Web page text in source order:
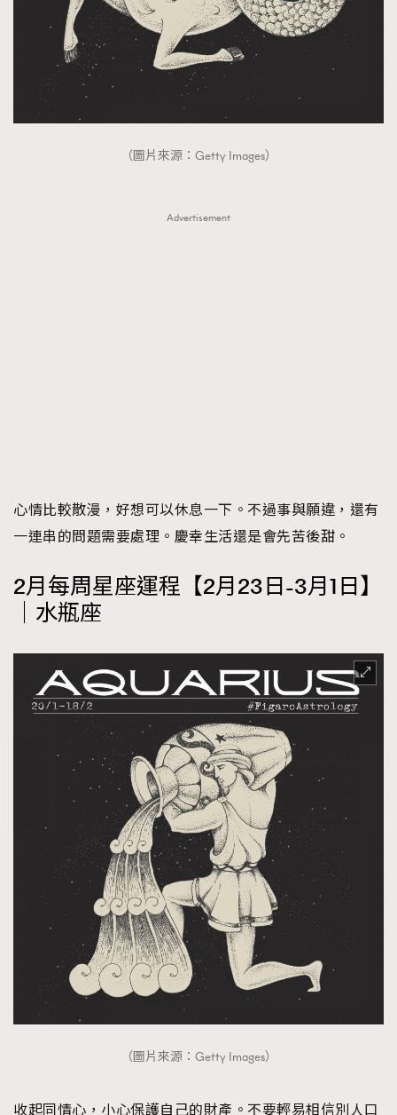
（圖片來源：Getty Images）
Advertisement
心情比較散漫，好想可以休息一下。不過事與願違，還有
一連串的問題需要處理。慶幸生活還是會先苦後甜。
2月每周星座運程【2月23日-3月1日】
｜水瓶座
（圖片來源：Getty Images）
收起同情心，小心保護自己的財產。不要輕易相信別人口